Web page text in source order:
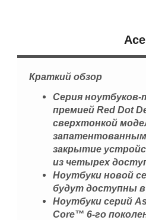
Краткий обзор
Серия ноутбуков-
премией Red Dot
сверхтонкой
закрытие
из четырех
Ноутбуки новой
будут доступны в
Ноутбуки серий
Core™ 6-го